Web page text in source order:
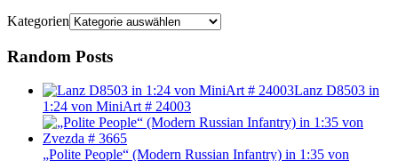
Kategorien
Random Posts
Lanz D8503 in
1:24 von MiniArt # 24003
„Polite People“ (Modern Russian Infantry) in 1:35 von